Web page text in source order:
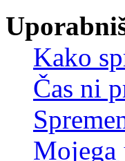
Kako
Čas ni
Mojega